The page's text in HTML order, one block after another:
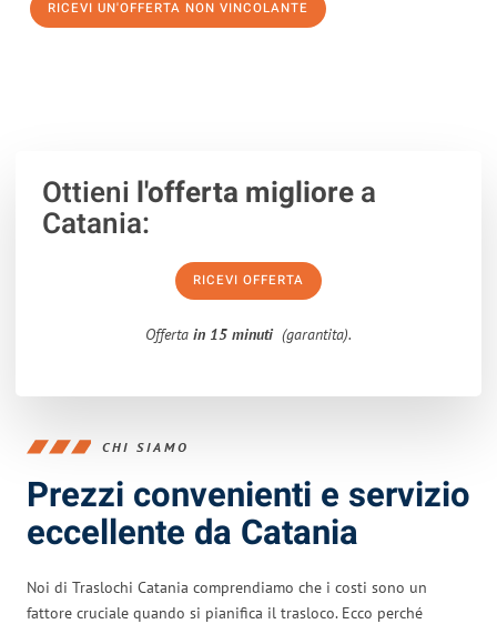
RICEVI UN'OFFERTA NON VINCOLANTE
Ottieni l'offerta migliorea
Catania:
RICEVI OFFERTA
Offerta in 15 minuti (garantita).
CHI SIAMO
Prezzi convenienti e servizio
eccellente da Catania
Noi di Traslochi Catania comprendiamo che i costi sono un
fattore cruciale quando si pianifica il trasloco. Ecco perché